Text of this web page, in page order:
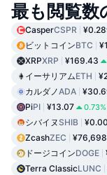
最も閲覧数
CasperCSPR
ビットコインBTC
XRPXRP ¥169.43
イーサリアムETH
カルダノADA
PiPI ¥13.07 0.73%
シバイヌ SHIB
ZcashZEC
ドージコインDOGE
Terra ClassicLUNC